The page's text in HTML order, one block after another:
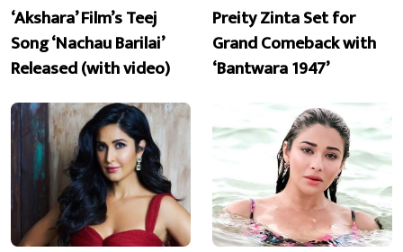
‘Akshara’ Film’s Teej
Song ‘Nachau Barilai’
Released (with video)
Preity Zinta Set for
Grand Comeback with
‘Bantwara 1947’